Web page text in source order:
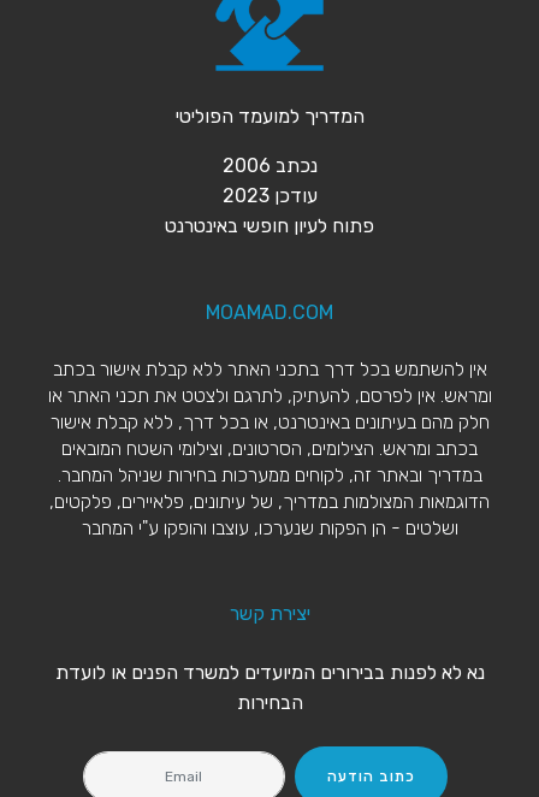
המדריך למועמד הפוליטי
נכתב 2006
עודכן 2023
פתוח לעיון חופשי באינטרנט
MOAMAD.COM
אין להשתמש בכל דרך בתכני האתר ללא קבלת אישור בכתב
ומראש. אין לפרסם, להעתיק, לתרגם ולצטט את תכני האתר או
חלק מהם בעיתונים באינטרנט, או בכל דרך, ללא קבלת אישור
בכתב ומראש. הצילומים, הסרטונים, וצילומי השטח המובאים
במדריך ובאתר זה, לקוחים ממערכות בחירות שניהל המחבר.
הדוגמאות המצולמות במדריך, של עיתונים, פלאיירים, פלקטים,
ושלטים - הן הפקות שנערכו, עוצבו והופקו ע"י המחבר
יצירת קשר
נא לא לפנות בבירורים המיועדים למשרד הפנים או לועדת
הבחירות
כתוב הודעה